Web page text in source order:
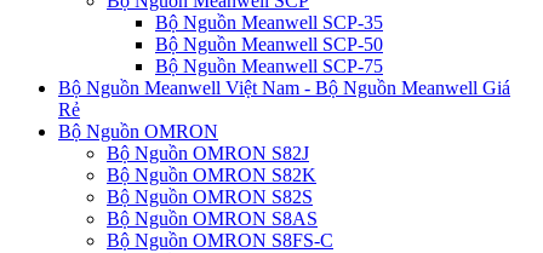
Bộ Nguồn Meanwell SCP-35
Bộ Nguồn Meanwell SCP-50
Bộ Nguồn Meanwell SCP-75
Bộ Nguồn Meanwell Việt Nam - Bộ Nguồn Meanwell Giá
Rẻ
Bộ Nguồn OMRON
Bộ Nguồn OMRON S82J
Bộ Nguồn OMRON S82K
Bộ Nguồn OMRON S82S
Bộ Nguồn OMRON S8AS
Bộ Nguồn OMRON S8FS-C